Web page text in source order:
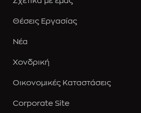
Θέσεις Εργασίας
Νέα
Χονδρική
Οικονομικές Καταστάσεις
Corporate Site